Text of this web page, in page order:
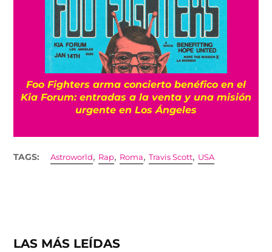
Foo Fighters arma concierto benéfico en el
Kia Forum: entradas a la venta y una misión
urgente en Los Ángeles
TAGS: Astroworld, Rap, Roma,Travis Scott, USA
LAS MÁS LEÍDAS